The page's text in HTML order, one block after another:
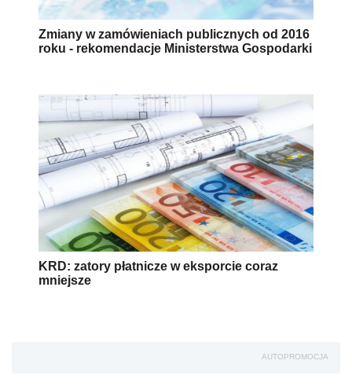
Zmiany w zamówieniach publicznych od 2016
roku - rekomendacje Ministerstwa Gospodarki
KRD: zatory płatnicze w eksporcie coraz
mniejsze
AUTOPROMOCJA